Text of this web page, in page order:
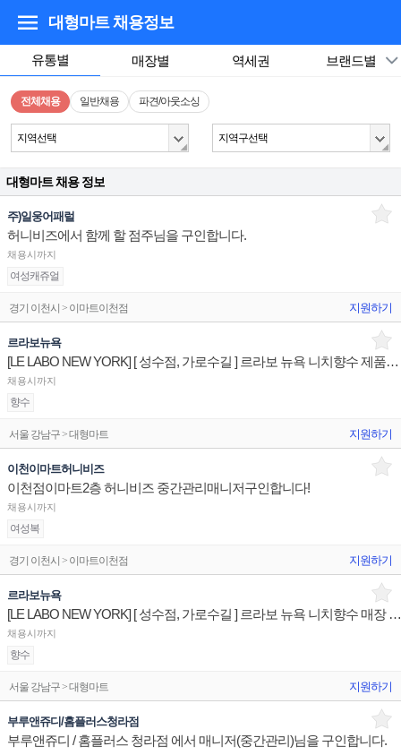
대형마트채용정보
유통별 매장별 역세권 브랜드별
전체채용 일반채용 파견/아웃소싱
지역선택 지역구선택
대형마트 채용 정보
주)일웅어패럴
허니비즈에서 함께 할 점주님을 구인합니다.
채용시까지
여성캐쥬얼
경기 이천시 > 이마트이천점 지원하기
르라보뉴욕
[LE LABO NEW YORK] [ 성수점, 가로수길 ] 르라보 뉴욕 니치향수 제품디스플레이 판매전문직원
채용시까지
향수
서울 강남구 > 대형마트 지원하기
이천이마트허니비즈
이천점이마트2층 허니비즈 중간관리매니저구인합니다!
채용시까지
여성복
경기 이천시 > 이마트이천점 지원하기
르라보뉴욕
[LE LABO NEW YORK] [ 성수점, 가로수길 ] 르라보 뉴욕 니치향수 매장 상품유지 판매전문직원
채용시까지
향수
서울 강남구 > 대형마트 지원하기
부루앤쥬디/홈플러스청라점
부루앤쥬디 / 홈플러스 청라점 에서 매니저(중간관리)님을 구인합니다.